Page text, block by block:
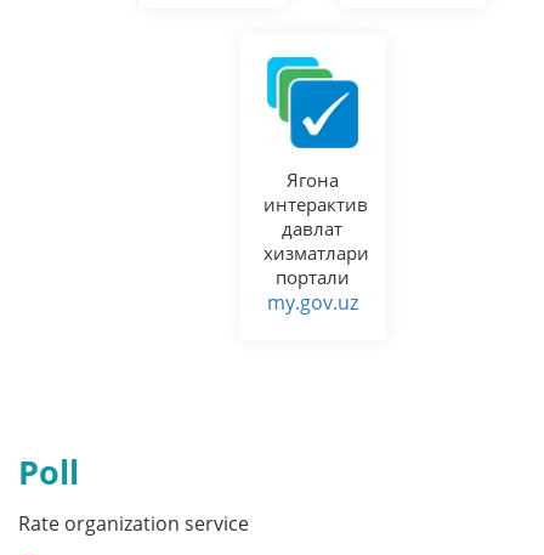
Ягона
интерактив
давлат
хизматлари
портали
my.gov.uz
Poll
Rate organization service